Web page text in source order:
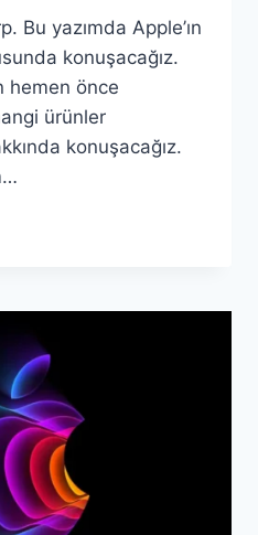
Bu yazımda Apple’ın
konuşacağız.
hemen önce
ürünler
konuşacağız.